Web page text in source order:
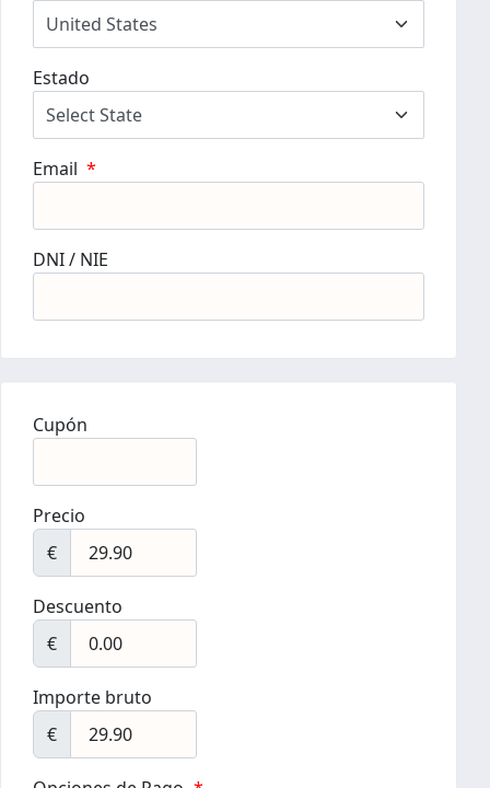
Estado
Email *
DNI / NIE
Cupón
Precio
€
Descuento
€
Importe bruto
€